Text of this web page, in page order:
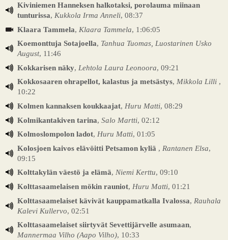
Kiviniemen Hanneksen halkotaksi, porolauma miinaan
tunturissa, Kukkola Irma Anneli, 08:37
Klaara Tammela, Klaara Tammela, 1:06:05
Koemonttuja Sotajoella, Tanhua Tuomas, Luostarinen Usko
August, 11:46
Kokkarisen näky, Lehtola Laura Leonoora, 09:21
Kokkosaaren ohrapellot, kalastus ja metsästys, Mikkola Lilli ,
10:22
Kolmen kannaksen koukkaajat, Huru Matti, 08:29
Kolmikantakiven tarina, Salo Martti, 02:12
Kolmoslompolon ladot, Huru Matti, 01:05
Kolosjoen kaivos elävöitti Petsamon kyliä , Rantanen Elsa,
09:15
Kolttakylän väestö ja elämä, Niemi Kerttu, 09:10
Kolttasaamelaisen mökin rauniot, Huru Matti, 01:21
Kolttasaamelaiset kävivät kauppamatkalla Ivalossa, Rauhala
Kalevi Kullervo, 02:51
Kolttasaamelaiset siirtyvät Sevettijärvelle asumaan,
Mannermaa Vilho (Aapo Vilho), 10:33